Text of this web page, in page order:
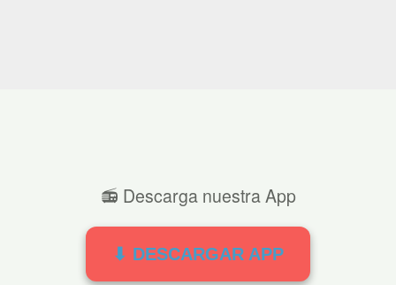
📻 Descarga nuestra App
⬇ DESCARGAR APP